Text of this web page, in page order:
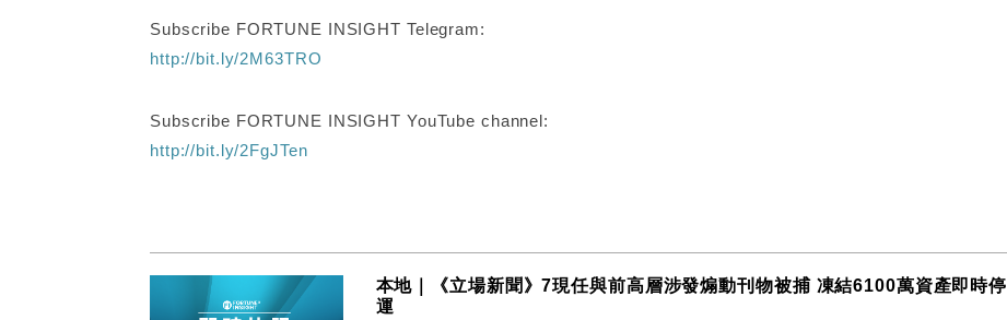
Subscribe FORTUNE INSIGHT Telegram:
http://bit.ly/2M63TRO
Subscribe FORTUNE INSIGHT YouTube channel:
http://bit.ly/2FgJTen
本地｜《立場新聞》7現任與前高層涉發煽動刊物被捕 凍結6100萬資產即時停
運